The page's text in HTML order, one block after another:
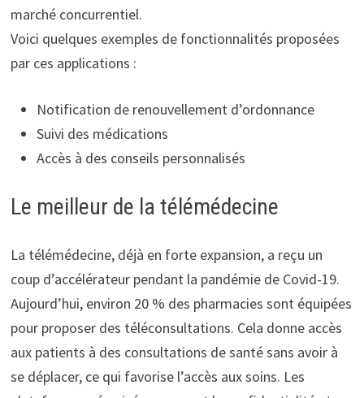
marché concurrentiel.
Voici quelques exemples de fonctionnalités proposées
par ces applications :
Notification de renouvellement d’ordonnance
Suivi des médications
Accès à des conseils personnalisés
Le meilleur de la télémédecine
La télémédecine, déjà en forte expansion, a reçu un
coup d’accélérateur pendant la pandémie de Covid-19.
Aujourd’hui, environ 20 % des pharmacies sont équipées
pour proposer des téléconsultations. Cela donne accès
aux patients à des consultations de santé sans avoir à
se déplacer, ce qui favorise l’accès aux soins. Les